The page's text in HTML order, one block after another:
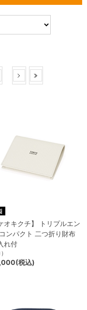
オキクチ】 トリプルエン
ンパクト 二つ折り財布
れ付
税込)